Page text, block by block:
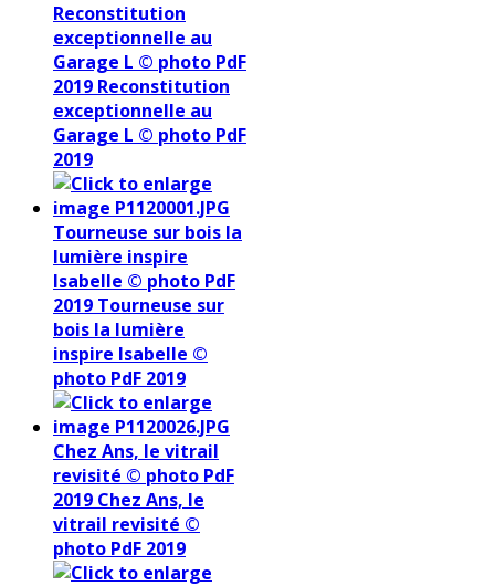
Reconstitution
exceptionnelle au
Garage L © photo PdF
2019 Reconstitution
exceptionnelle au
Garage L © photo PdF
2019
Tourneuse sur bois la
lumière inspire
Isabelle © photo PdF
2019 Tourneuse sur
bois la lumière
inspire Isabelle ©
photo PdF 2019
Chez Ans, le vitrail
revisité © photo PdF
2019 Chez Ans, le
vitrail revisité ©
photo PdF 2019